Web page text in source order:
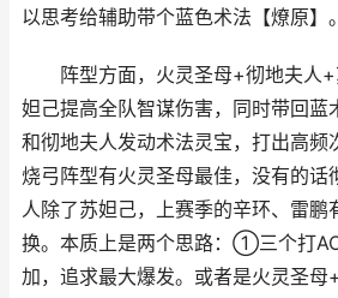
以思考给辅助带个蓝色术法【燎原】。
阵型方面，火灵圣母+彻地夫人+
妲己提高全队智谋伤害，同时带回蓝
和彻地夫人发动术法灵宝，打出高频
烧弓阵型有火灵圣母最佳，没有的话
人除了苏妲己，上赛季的辛环、雷鹏
换。本质上是两个思路：①三个打
加，追求最大爆发。或者是火灵圣母